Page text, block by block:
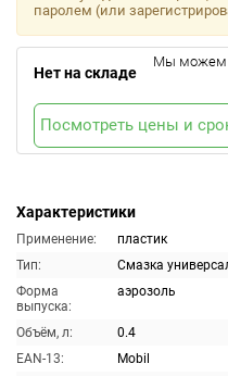
Характеристики
Применение:
пластик
Тип:
Смазка
Форма
выпуска:
аэрозоль
Объём, л:
0.4
EAN-13:
Mobil
паролем (или
Нет на складе
Мы можем
Посмотреть цены и